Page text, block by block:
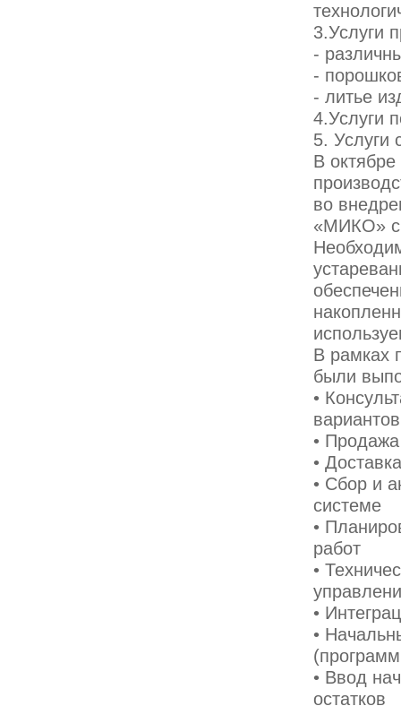
3.Услуги
-
-
- литье
4.Услуги
5. Услуги
В
во
«МИКО» с
В рамках
были
•
•
•
• Сбор и
системе
•
работ
•
•
•
• Ввод
остатков